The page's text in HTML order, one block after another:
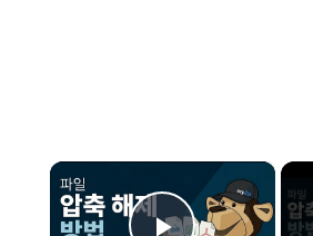
×